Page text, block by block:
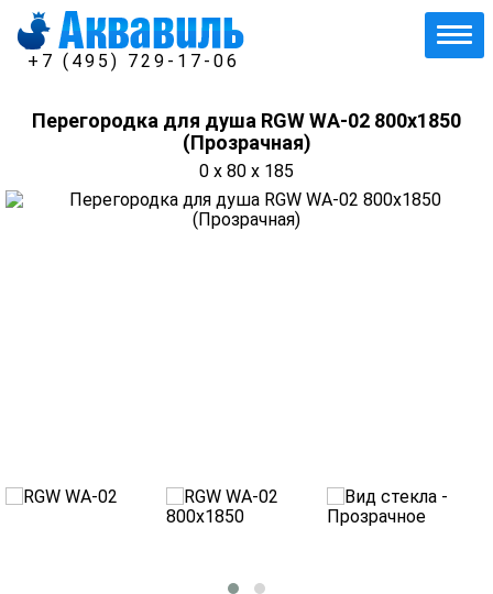
+7 (495) 729-17-06
Перегородка для душа RGW WA-02 800x1850
(Прозрачная)
0 x 80 x 185